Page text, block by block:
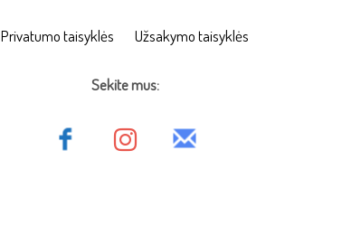
Privatumo taisyklės Užsakymo taisyklės
Sekite mus: